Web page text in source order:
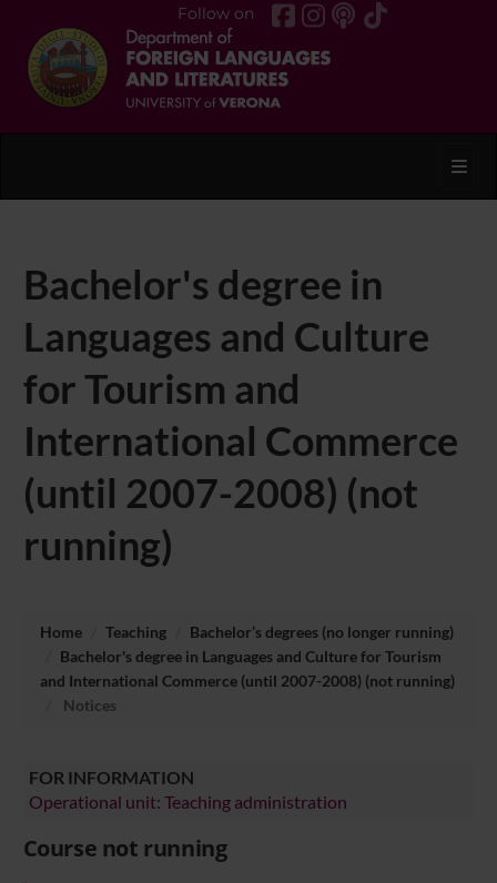
Follow on
Bachelor's degree in
Languages and Culture
for Tourism and
International Commerce
(until 2007-2008) (not
running)
Home Teaching
Bachelor’s degrees (no longer running)
Bachelor's degree in Languages and Culture for Tourism
and International Commerce (until 2007-2008) (not running)
Notices
FOR INFORMATION
Operational unit: Teaching administration
Course not running